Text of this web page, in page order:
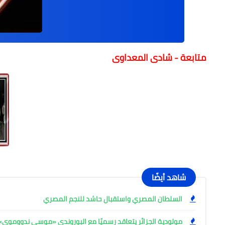
متابعة - شادى المعداوى
شاهد أيضًا
السلطان المصري واستقبال حاشد للنجم المصري
مولودية الجزائر يتعاقد رسميًا مع البوروندي «موسي